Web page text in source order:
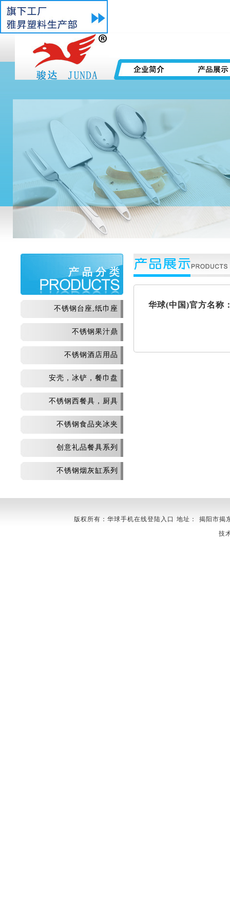
不锈钢台座,纸巾座
不锈钢果汁鼎
不锈钢酒店用品
安壳，冰铲，餐巾盘
不锈钢西餐具，厨具
不锈钢食品夹冰夹
创意礼品餐具系列
不锈钢烟灰缸系列
华球(中国)官方名
版权所有：华球手机在线登陆入口 地址： 揭阳市
技